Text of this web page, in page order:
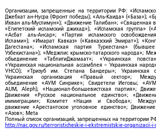
Организации, запрещенные на территории РФ:
Джебхат ан-Нусра (Фронт победы); «Аль-Каида» («База»);
Ихван аль-Муслимун»); «Движение Талибан»; «Священная
«Египетский исламский джихад»); «Исламская группа»
«Асбат аль-Ансар»; «Партия исламского
Ислами»); «Имарат Кавказ» («Кавказский Эмират»);
Дагестана»; «Исламская партия Туркестана»
Узбекистана»); «Меджлис крымско-татарского народа»;
объединение «ТаблигиДжамаат»; «Украинская
«Украинская национальная ассамблея – Украинская
УНСО); «Тризуб им. Степана Бандеры»; Украинская
Украинская организация «Правый сектор»;
объединение «АУМ Синрике»; Свидетели Иеговы;
AUM, Aleph); «Национал-большевистская партия»;
Движения «Русское национальное единство»;
иммиграции»; Комитет «Нация и Свобода»;
движение «Арестантское уголовное единство»;
«Азов»; Meta
Полный список организаций, запрещенных на территории
http://nac.gov.ru/terroristicheskie-i-ekstremistskie-organizacii-